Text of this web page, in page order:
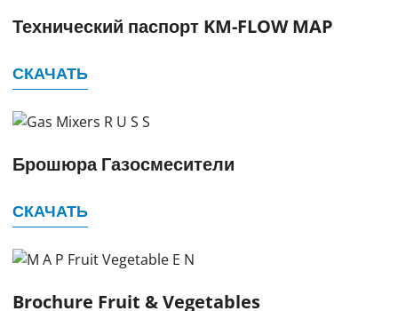
Технический паспорт KM-FLOW MAP
СКАЧАТЬ
Брошюра Газосмесители
СКАЧАТЬ
Brochure Fruit & Vegetables